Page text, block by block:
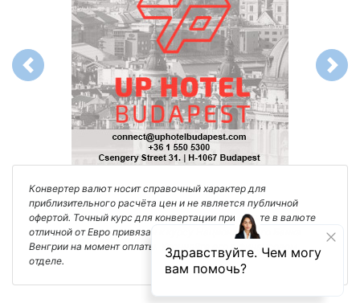
Previous Next
Конвертер валют носит справочный характер для
приблизительного расчёта цен и не является публичной
офертой. Точный курс для конвертации при оплате в валюте
отличной от Евро привязан к курсу Национального Банка
Венгрии на момент оплаты. Уточняйте его в финансовом
отделе.